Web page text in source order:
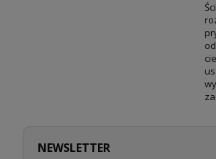
NEWSLETTER